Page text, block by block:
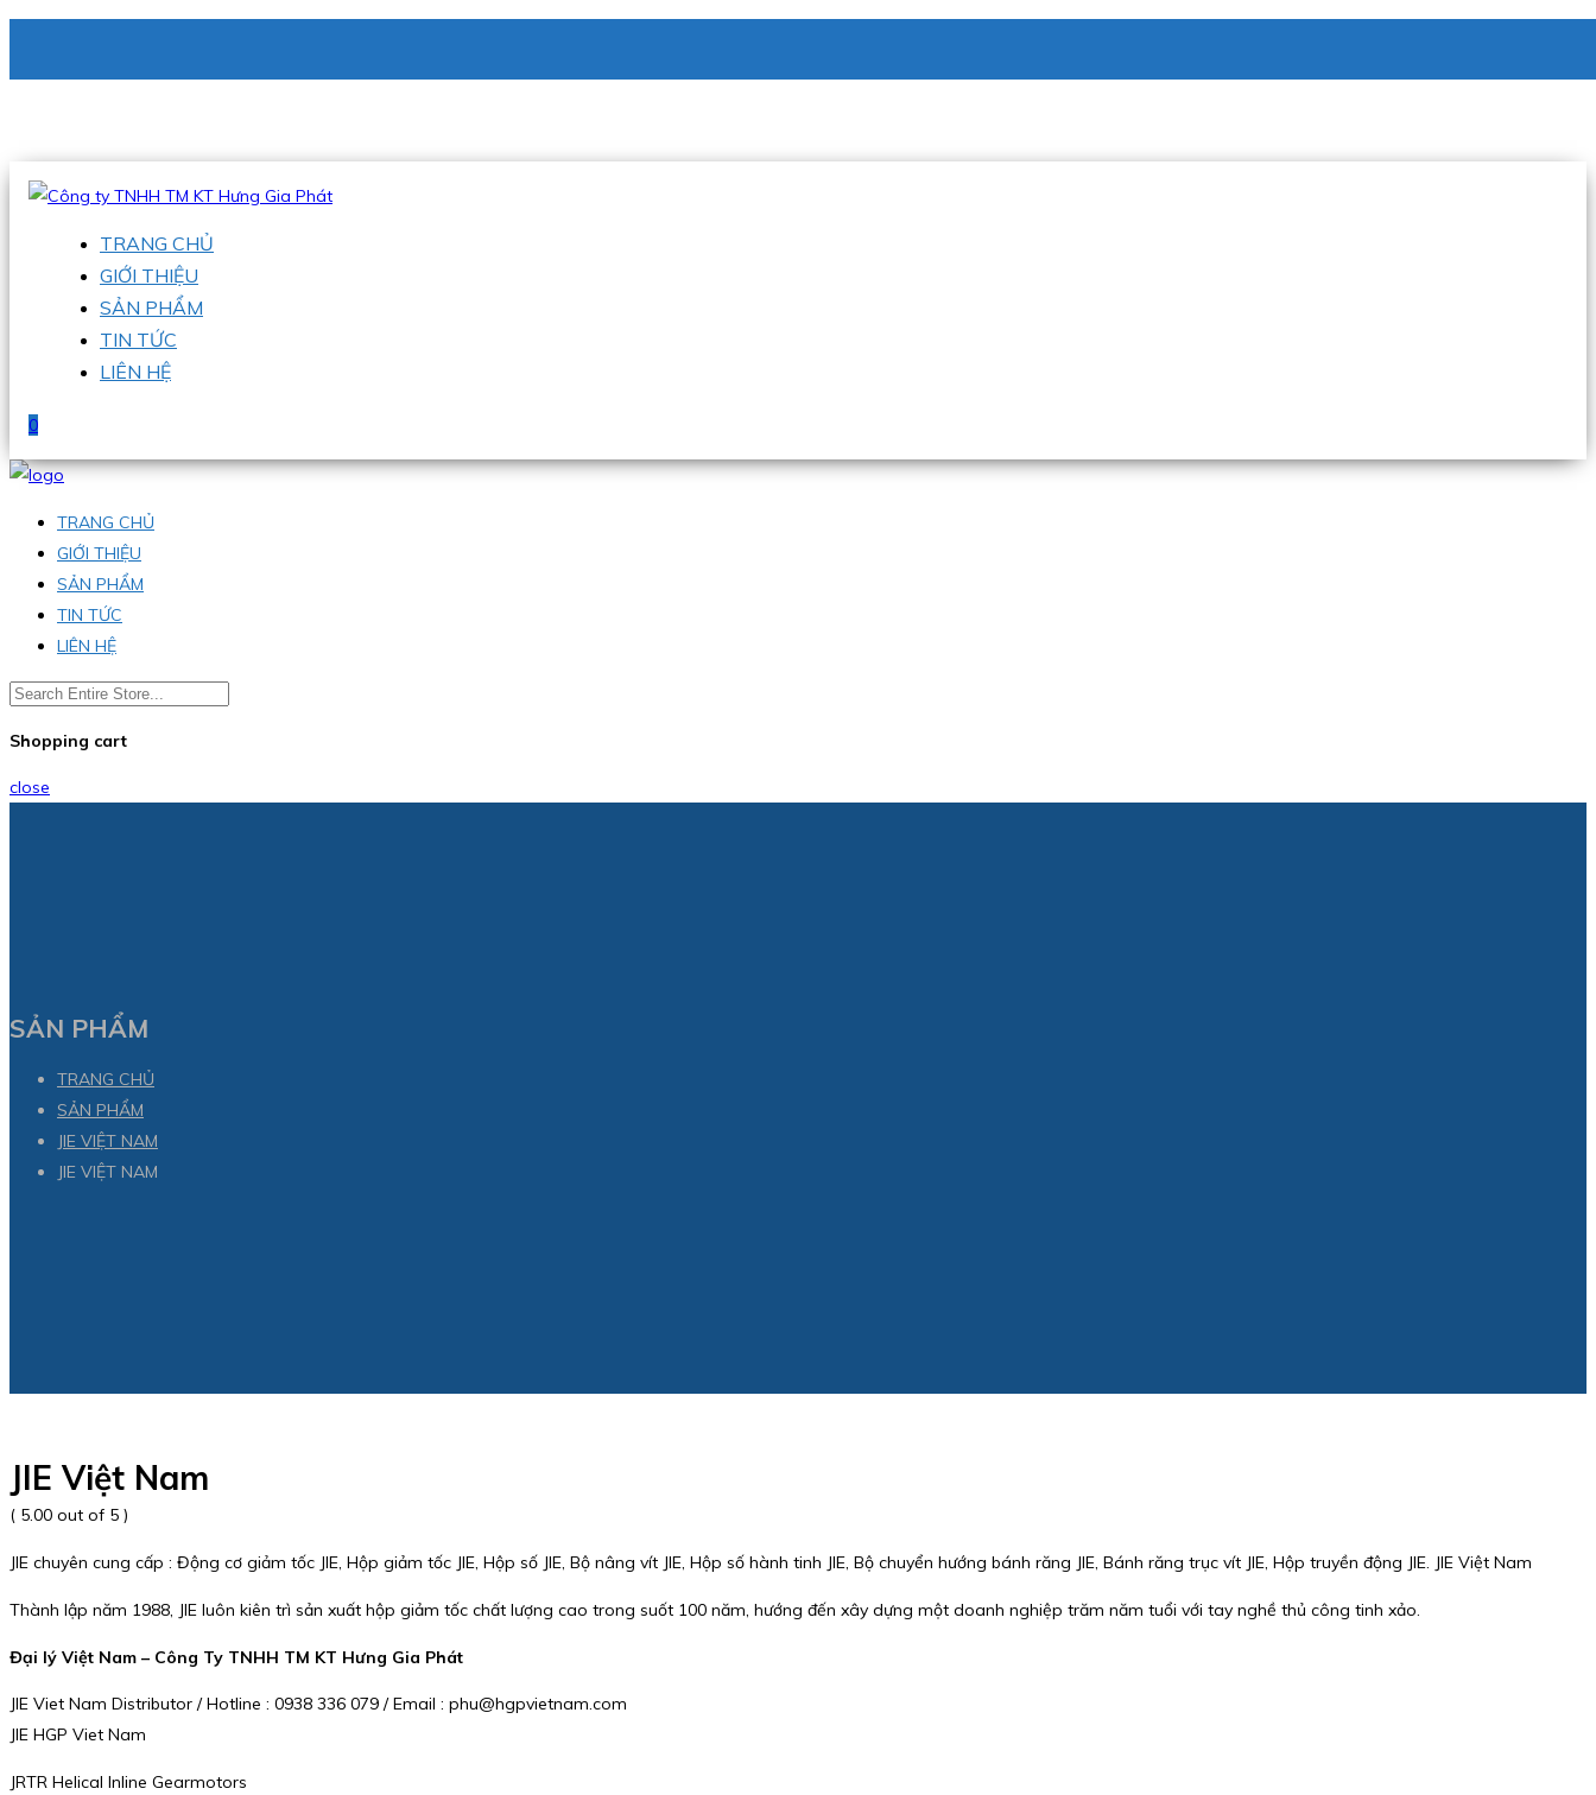
Hotline:0938 336 079
TRANG CHỦ
GIỚI THIỆU
SẢN PHẨM
TIN TỨC
LIÊN HỆ
0
TRANG CHỦ
GIỚI THIỆU
SẢN PHẨM
TIN TỨC
LIÊN HỆ
Shopping cart
close
SẢN PHẨM
TRANG CHỦ
SẢN PHẨM
JIE VIỆT NAM
JIE VIỆT NAM
JIE Việt Nam
( 5.00 out of 5 )
JIE chuyên cung cấp : Động cơ giảm tốc JIE, Hộp giảm tốc JIE, Hộp số JIE, Bộ nâng vít JIE, Hộp số hành tinh JIE, Bộ chuyển hướng bánh răng JIE, Bánh răng trục vít JIE, Hộp truyền động JIE. JIE Việt Nam
Thành lập năm 1988, JIE luôn kiên trì sản xuất hộp giảm tốc chất lượng cao trong suốt 100 năm, hướng đến xây dựng một doanh nghiệp trăm năm tuổi với tay nghề thủ công tinh xảo.
Đại lý Việt Nam – Công Ty TNHH TM KT Hưng Gia Phát
JIE Viet Nam Distributor / Hotline : 0938 336 079 / Email : phu@hgpvietnam.com
JIE HGP Viet Nam
JRTR Helical Inline Gearmotors